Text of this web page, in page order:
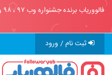
فالووریاب برنده جشنواره وب ۹۷ ، ۹۸ و ۱۴۰۰
ثبت نام / ورود